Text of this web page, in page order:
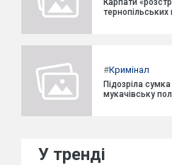
тернопільських
#Кримінал
Підозріла
мукачівську
У тренді